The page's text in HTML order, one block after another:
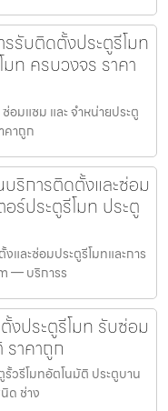
รับติดตั้งประตูรีโมท
ท ครบวงจร ราคา
มแซม และ จำหน่ายประตู
คาถูก
ริการติดตั้งและซ่อม
ร์ประตูรีโมท ประตู
และซ่อมประตูรีโมทและการ
— บริการร
งประตูรีโมท รับซ่อม
ราคาถูก
วรีโมทอัตโนมัติ ประตูบาน
ด ช่าง